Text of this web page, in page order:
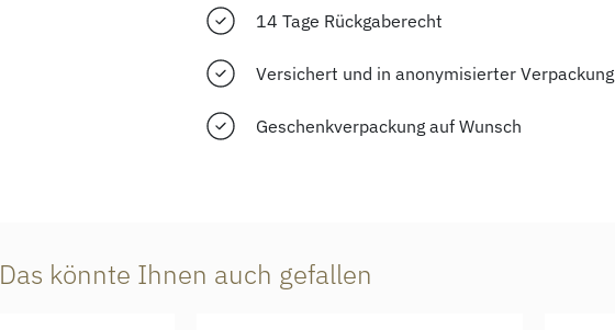
14 Tage Rückgaberecht
Versichert und in anonymisierter Verpackung
Geschenkverpackung auf Wunsch
Das könnte Ihnen auch gefallen